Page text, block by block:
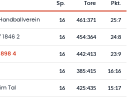
Spielen, Toren und Punkten
Sp. Tore Pkt.
16 461:371 25:7
1846 2 16 454:364 24:8
4 16 442:413 23:9
16 385:415 16:16
Tal 16 425:435 15:17